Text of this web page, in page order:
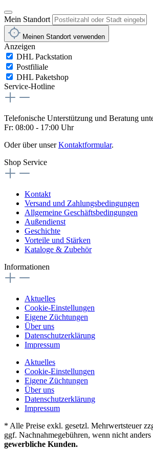
Mein Standort
Meinen Standort verwenden
Anzeigen
DHL Packstation
Postfiliale
DHL Paketshop
Service-Hotline
Telefonische Unterstützung und Beratung
Fr: 08:00 - 17:00 Uhr
Oder über unserKontaktformular.
Shop Service
Kontakt
Versand und Zahlungsbedingungen
Allgemeine Geschäftsbedingungen
Außendienst
Geschichte
Vorteile und Stärken
Kataloge & Zubehör
Informationen
Aktuelles
Cookie-Einstellungen
Eigene Züchtungen
Über uns
Datenschutzerklärung
Impressum
Aktuelles
Cookie-Einstellungen
Eigene Züchtungen
Über uns
Datenschutzerklärung
Impressum
* Alle Preise exkl. gesetzl. Mehrwertsteuer
ggf. Nachnahmegebühren, wenn nicht anders
gewerbliche Kunden.